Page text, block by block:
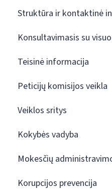
Struktūra ir kontaktinė
Konsultavimasis su
Teisinė informacija
Peticijų komisijos veikla
Veiklos sritys
Kokybės vadyba
Mokesčių
Korupcijos prevencija